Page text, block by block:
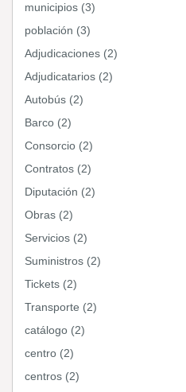
municipios (3)
población (3)
Adjudicaciones (2)
Adjudicatarios (2)
Autobús (2)
Barco (2)
Consorcio (2)
Contratos (2)
Diputación (2)
Obras (2)
Servicios (2)
Suministros (2)
Tickets (2)
Transporte (2)
catálogo (2)
centro (2)
centros (2)